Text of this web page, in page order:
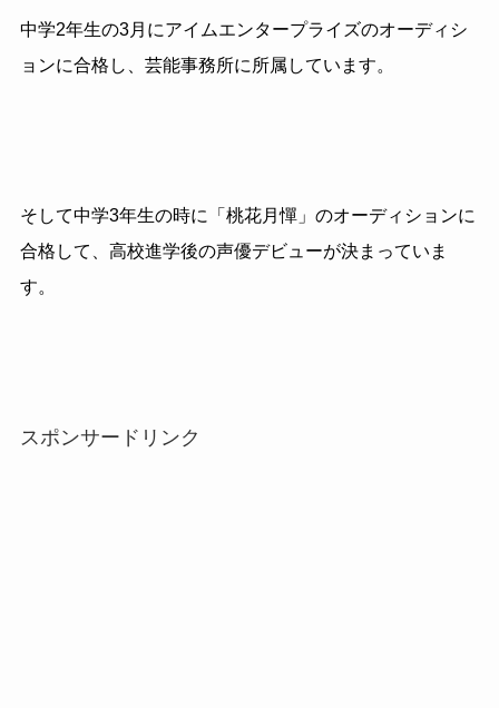
中学2年生の3月にアイムエンタープライズのオーディシ
ョンに合格し、芸能事務所に所属しています。
そして中学3年生の時に「桃花月憚」のオーディションに
合格して、高校進学後の声優デビューが決まっていま
す。
スポンサードリンク